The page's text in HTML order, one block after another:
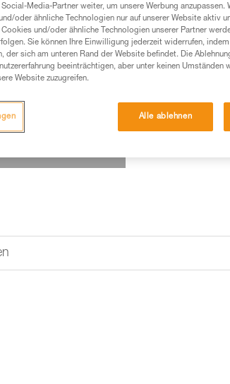
Einen Händler
Media-Partner weiter, um unsere Werbung anzupassen.
oder ähnliche Technologien nur auf unserer Website aktiv
und/oder ähnliche Technologien unserer Partner
Sie können Ihre Einwilligung jederzeit widerrufen,
der sich am unteren Rand der Website befindet. Die
beeinträchtigen, aber unter keinen Umständen
Website zuzugreifen.
Alle ablehnen